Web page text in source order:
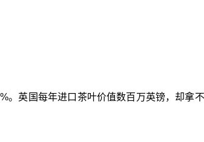
英国每年进口茶叶价值数百万英镑，却拿